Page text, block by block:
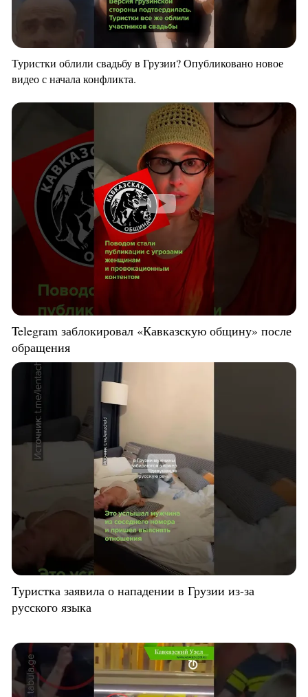
Туристки облили свадьбу в Грузии? Опубликовано новое
видео с начала конфликта.
Telegram заблокировал «Кавказскую общину» после
обращения
Туристка заявила о нападении в Грузии из-за
русского языка